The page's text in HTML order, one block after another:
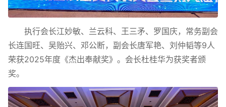
执行会长江妙敏、兰云科、王三矛、罗国庆，常务副会
长连国旺、吴贻兴、邓公断，副会长唐军艳、刘仲韬等9人
荣获2025年度《杰出奉献奖》。会长杜桂华为获奖者颁
奖。